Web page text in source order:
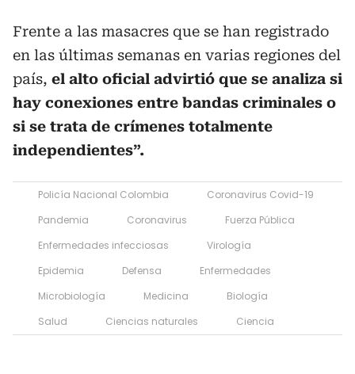
Frente a las masacres que se han registrado
en las últimas semanas en varias regiones del
país, el alto oficial advirtió que se analiza si
hay conexiones entre bandas criminales o
si se trata de crímenes totalmente
independientes”.
Policía Nacional Colombia
Coronavirus Covid-19
Pandemia
Coronavirus
Fuerza Pública
Enfermedades infecciosas
Virología
Epidemia
Defensa
Enfermedades
Microbiología
Medicina
Biología
Salud
Ciencias naturales Ciencia